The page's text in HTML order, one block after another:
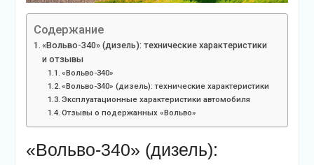
Содержание
«Вольво-340» (дизель): технические характеристики
и отзывы
«Вольво-340»
«Вольво-340» (дизель): технические характеристики
Эксплуатационные характеристики автомобиля
Отзывы о подержанных «Вольво»
«Вольво-340» (дизель):